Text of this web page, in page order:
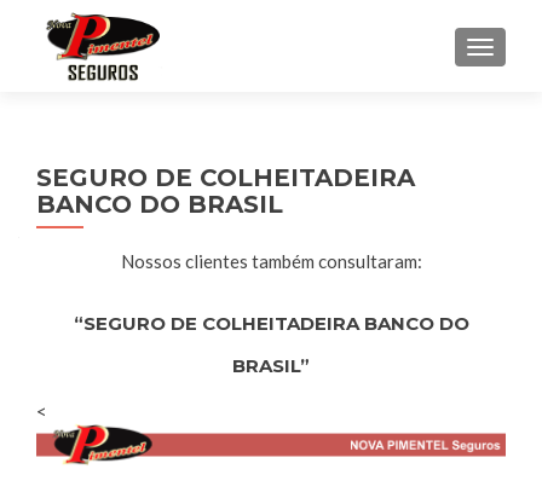
SEGURO DE COLHEITADEIRA
BANCO DO BRASIL
Nossos clientes também consultaram:
“SEGURO DE COLHEITADEIRA BANCO DO
BRASIL”
<